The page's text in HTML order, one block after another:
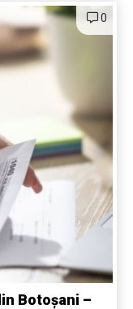
0
Botoșani –